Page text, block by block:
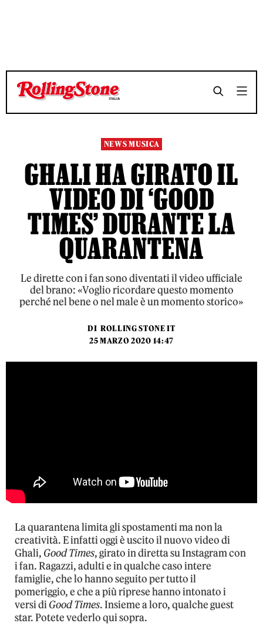
TEMPO DI LETTURA 2 MINUTI SHARE
TEMPO DI LETTURA 2 MINUTI SHARE
NEWS MUSICA
GHALI HA GIRATO IL
VIDEO DI ‘GOOD
TIMES’ DURANTE LA
QUARANTENA
Le dirette con i fan sono diventati il video ufficiale
del brano: «Voglio ricordare questo momento
perché nel bene o nel male è un momento storico»
DI ROLLING STONE IT
25 MARZO 2020 14:47
La quarantena limita gli spostamenti ma non la
creatività. E infatti oggi è uscito il nuovo video di
Ghali, Good Times, girato in diretta su Instagram con
i fan. Ragazzi, adulti e in qualche caso intere
famiglie, che lo hanno seguito per tutto il
pomeriggio, e che a più riprese hanno intonato i
versi diGood Times. Insieme a loro, qualche guest
star. Potete vederlo qui sopra.